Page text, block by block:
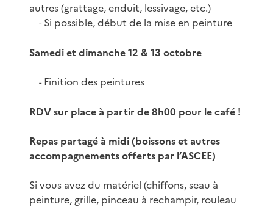
autres (grattage, enduit, lessivage, etc.)
-Si possible, début de la mise en peinture
Samedi et dimanche 12 & 13 octobre
-Finition des peintures
RDV sur place à partir de 8h00 pour le café !
Repas partagé à midi (boissons et autres
accompagnements offerts par l’ASCEE)
Si vous avez du matériel (chiffons, seau à
peinture, grille, pinceau à rechampir, rouleau